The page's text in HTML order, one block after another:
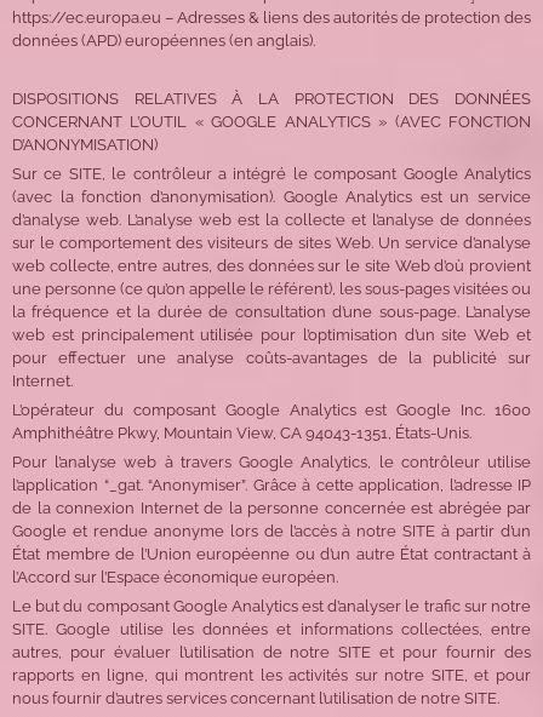
https://ec.europa.eu – Adresses & liens des autorités de protection des
données (APD) européennes (en anglais).
DISPOSITIONS RELATIVES À LA PROTECTION DES DONNÉES
CONCERNANT L’OUTIL « GOOGLE ANALYTICS » (AVEC FONCTION
D’ANONYMISATION)
Sur ce SITE, le contrôleur a intégré le composant Google Analytics
(avec la fonction d’anonymisation). Google Analytics est un service
d’analyse web. L’analyse web est la collecte et l’analyse de données
sur le comportement des visiteurs de sites Web. Un service d’analyse
web collecte, entre autres, des données sur le site Web d’où provient
une personne (ce qu’on appelle le référent), les sous-pages visitées ou
la fréquence et la durée de consultation d’une sous-page. L’analyse
web est principalement utilisée pour l’optimisation d’un site Web et
pour effectuer une analyse coûts-avantages de la publicité sur
Internet.
L’opérateur du composant Google Analytics est Google Inc. 1600
Amphithéâtre Pkwy, Mountain View, CA 94043-1351, États-Unis.
Pour l’analyse web à travers Google Analytics, le contrôleur utilise
l’application “_gat. “Anonymiser”. Grâce à cette application, l’adresse IP
de la connexion Internet de la personne concernée est abrégée par
Google et rendue anonyme lors de l’accès à notre SITE à partir d’un
État membre de l’Union européenne ou d’un autre État contractant à
l’Accord sur l’Espace économique européen.
Le but du composant Google Analytics est d’analyser le trafic sur notre
SITE. Google utilise les données et informations collectées, entre
autres, pour évaluer l’utilisation de notre SITE et pour fournir des
rapports en ligne, qui montrent les activités sur notre SITE, et pour
nous fournir d’autres services concernant l’utilisation de notre SITE.